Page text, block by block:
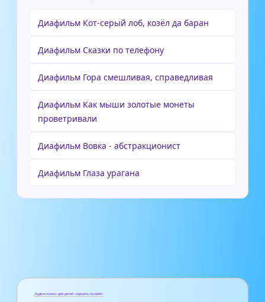
Диафильм Кот-серый лоб, козёл да баран
Диафильм Сказки по телефону
Диафильм Гора смешливая, справедливая
Диафильм Как мыши золотые монеты
проветривали
Диафильм Вовка - абстракционист
Диафильм Глаза урагана
Аудиосказки для детей слушать онлайн